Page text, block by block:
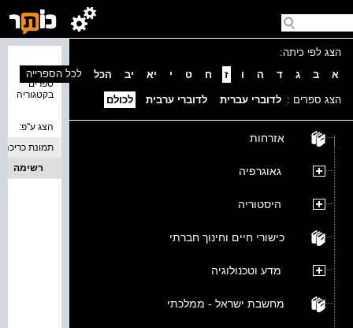
הצג לפי כיתה:
א
ב ג ד ה ו ז ח ט י יא יב הכל
הצג ספרים : לדוברי עברית לדוברי ערבית לכולם
אזרחות
גאוגרפיה
היסטוריה
כישורי חיים וחינוך חברתי
מדע וטכנולוגיה
מחשבת ישראל - ממלכתי
ספרים
בקטגוריה
לכל הספרייה
הצג ע''פ:
תמונת כריכה
רשימה